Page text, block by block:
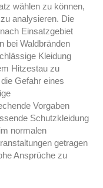
wählen zu können,
analysieren. Die
Einsatzgebiet
bei Waldbränden
Kleidung
Hitzestau zu
Gefahr eines
Vorgaben
Schutzkleidung
normalen
getragen
Ansprüche zu